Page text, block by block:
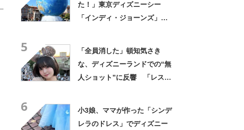
た！」東京ディズニーシー
「インディ・ジョーンズ」運
5
「全員消した」頓知気さき
な、ディズニーランドでの“無
人ショット”に反響 「レスト
6
小3娘、ママが作った「シンデ
レラのドレス」でディズニー